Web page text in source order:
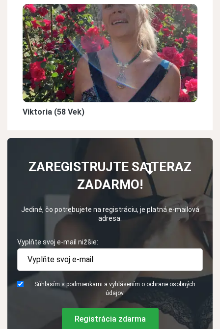
Viktoria (58 Vek)
ZAREGISTRUJTE SA TERAZ
ZADARMO!
Jediné, čo potrebujete na registráciu, je platná e-mailová
adresa.
Vyplňte svoj e-mail nižšie:
Súhlasím s podmienkami a vyhlásením o ochrane osobných
údajov.
Registrácia zdarma